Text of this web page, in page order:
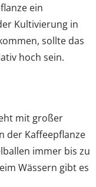
ein
Kultivierung in
sollte das
hoch sein.
mit großer
der Kaffeepflanze
immer bis zu
Wässern gibt es